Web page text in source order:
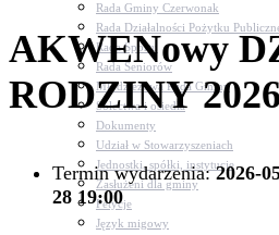
Rada Gminy Czerwonak
Rada Działalności Pożytku
Rada Sportu
Rada Seniorów
Młodzieżowa Rada Gminy
Sołectwa i osiedla
Dokumenty
Udział w Stowarzyszeniach
Jednostki, spółki, instytucje
Zasłużeni dla gminy
Petycje
Język migowy
AKWENowy
RODZINY 2026
Termin wydarzenia:2026-
28 19:00